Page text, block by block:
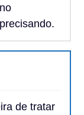
de tratar